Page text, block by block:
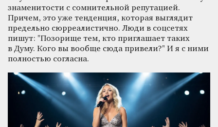
знаменитости с сомнительной репутацией.
Причем, это уже тенденция, которая выглядит
предельно сюрреалистично. Люди в соцсетях
пишут: "Позорище тем, кто приглашает таких
в Думу. Кого вы вообще сюда привели?" И я с ними
полностью согласна.